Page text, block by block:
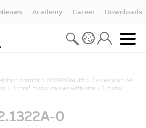
Academy Career Downloads
control ACOPOSmulti
Cables (can be
4 mm² motor cables with size 1.5 motor
0